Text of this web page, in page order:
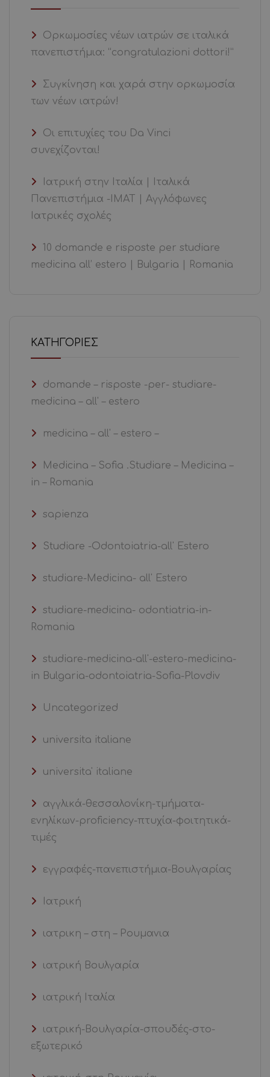
Ορκωμοσίες νέων ιατρών σε ιταλικά
πανεπιστήμια: “congratulazioni dottori!”
Συγκίνηση και χαρά στην ορκωμοσία
των νέων ιατρών!
Οι επιτυχίες του Da Vinci
συνεχίζονται!
Ιατρική στην Ιταλία | Ιταλικά
Πανεπιστήμια -ΙΜΑΤ | Αγγλόφωνες
Ιατρικές σχολές
10 domande e risposte per studiare
medicina all’ estero | Bulgaria | Romania
KΑΤΗΓΟΡΊΕΣ
domande – risposte -per- studiare-
medicina – all' – estero
medicina – all' – estero –
Medicina – Sofia .Studiare – Medicina –
in – Romania
sapienza
Studiare -Odontoiatria-all' Estero
studiare-Medicina- all' Estero
studiare-medicina- odontiatria-in-
Romania
studiare-medicina-all'-estero-medicina-
in Bulgaria-odontoiatria-Sofia-Plovdiv
Uncategorized
universita italiane
universita' italiane
αγγλικά-θεσσαλονίκη-τμήματα-
ενηλίκων-proficiency-πτυχία-φοιτητικά-
τιμές
εγγραφές-πανεπιστήμια-Βουλγαρίας
Ιατρική
ιατρικη – στη – Ρουμανια
ιατρική Βουλγαρία
ιατρική Ιταλία
ιατρική-Βουλγαρία-σπουδές-στο-
εξωτερικό